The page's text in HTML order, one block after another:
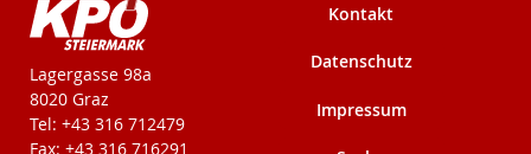
KPÖ-Steiermark
Lagergasse 98a
8020 Graz
Tel: +43 316 712479
Fax: +43 316 716291
Kontakt
Datenschutz
Impressum